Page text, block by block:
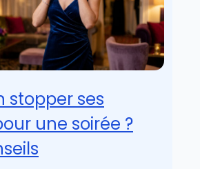
stopper ses
une soirée ?